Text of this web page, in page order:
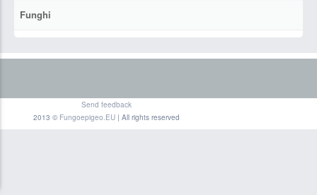
Funghi
Send feedback
2013 © Fungoepigeo.EU| All rights reserved